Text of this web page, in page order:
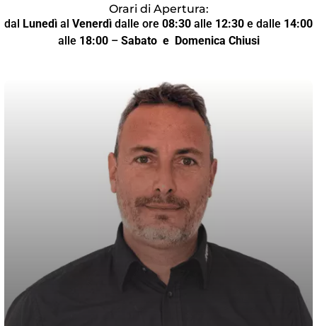
Orari di Apertura:
dal Lunedì al Venerdì dalle ore 08:30 alle 12:30 e dalle 14:00
alle 18:00– Sabato e Domenica Chiusi